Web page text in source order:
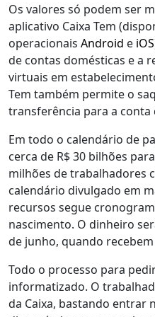
Os valores só podem ser
aplicativo Caixa Tem
operacionais Android e iOS
de contas domésticas e a
virtuais em
Tem também permite o
transferência para a conta
Em todo o calendário de
cerca de R$ 30 bilhões
milhões de trabalhadores
calendário divulgado em
recursos segue
nascimento. O dinheiro
de junho, quando
Todo o processo para
informatizado. O
da Caixa, bastando entrar